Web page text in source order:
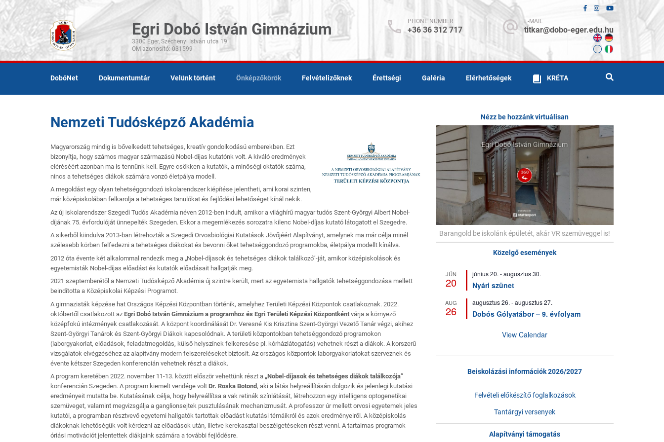
Egri Dobó István Gimnázium
3300 Eger, Széchenyi István utca 19.
PHONE NUMBER
+36 36 312 717
E-MAIL
titkar@dobo-eger.edu.hu
DobóNet Dokumentumtár Velünk történt Önképzőkörök Felvételizőknek Érettségi Galéria Elérhetőségek KRÉTA
Nemzeti Tudósképző Akadémia
Magyarország mindig is bővelkedett tehetséges, kreatív gondolkodású emberekben. Ezt
bizonyítja, hogy számos magyar származású Nobel-díjas kutatónk volt. A kiváló eredmények
eléréséért azonban ma is tennünk kell. Egyre csökken a kutatók, a minőségi oktatók száma,
nincs a tehetséges diákok számára vonzó életpálya modell.
A megoldást egy olyan tehetséggondozó iskolarendszer kiépítése jelentheti, ami korai szinten,
már középiskolában felkarolja a tehetséges tanulókat és fejlődési lehetőséget kínál nekik.
Az új iskolarendszer Szegedi Tudós Akadémia néven 2012-ben indult, amikor a világhírű magyar tudós Szent-Györgyi Albert Nobel-
díjának 75. évfordulóját ünnepelték Szegeden. Ekkor a megemlékezés sorozatra kilenc Nobel-díjas kutató látogatott el Szegedre.
A sikerből kiindulva 2013-ban létrehozták a Szegedi Orvosbiológiai Kutatások Jövőjéért Alapítványt, amelynek ma már célja minél
szélesebb körben felfedezni a tehetséges diákokat és bevonni őket tehetséggondozó programokba, életpálya modellt kínálva.
2012 óta évente két alkalommal rendezik meg a „Nobel-díjasok és tehetséges diákok találkozó”-ját, amikor középiskolások és
egyetemisták Nobel-díjas előadást és kutatók előadásait hallgatják meg.
2021 szeptemberétől a Nemzeti Tudósképző Akadémia új szintre került, mert az egyetemista hallgatók tehetséggondozása mellett
beindította a Középiskolai Képzési Programot.
A gimnazisták képzése hat Országos Képzési Központban történik, amelyhez Területi Képzési Központok csatlakoznak. 2022.
októbertől csatlakozott az Egri Dobó István Gimnázium a programhoz és Egri Területi Képzési Központként várja a környező
középfokú intézmények csatlakozását. A központ koordinálását Dr. Veresné Kis Krisztina Szent-Györgyi Vezető Tanár végzi, akihez
Szent-Györgyi Tanárok és Szent-Györgyi Diákok kapcsolódnak. A területi központokban tehetséggondozó programokon
(laborgyakorlat, előadások, feladatmegoldás, külső helyszínek felkeresése pl. kórházlátogatás) vehetnek részt a diákok. A korszerű
vizsgálatok elvégzéséhez az alapítvány modern felszereléseket biztosít. Az országos központok laborgyakorlatokat szerveznek és
évente kétszer Szegeden konferencián vehetnek részt a diákok.
A program keretében 2022. november 11-13. között először vehettünk részt a „Nobel-díjasok és tehetséges diákok találkozója”
konferencián Szegeden. A program kiemelt vendége volt Dr. Roska Botond, aki a látás helyreállításán dolgozik és jelenlegi kutatási
eredményeit mutatta be. Kutatásának célja, hogy helyreállítsa a vak retinák színlátását, létrehozzon egy intelligens optogenetikai
szemüveget, valamint megvizsgálja a ganglionsejtek pusztulásának mechanizmusát. A professzor úr mellett orvosi egyetemek jeles
kutatói, a programban résztvevő egyetemi hallgatók tartottak előadást kutatási témáikról és azok eredményeiről. A középiskolás
diákoknak lehetőségük volt kérdezni az előadások után, illetve kerekasztal beszélgetéseken részt venni. A tartalmas programok
óriási motivációt jelentettek diákjaink számára a további fejlődésre.
Nézz be hozzánk virtuálisan
Barangold be iskolánk épületét, akár VR szemüveggel is!
Közelgő események
JÚN
20
június 20. -augusztus 30.
Nyári szünet
AUG
26
augusztus 26. -augusztus 27.
Dobós Gólyatábor – 9. évfolyam
View Calendar
Beiskolázási információk 2026/2027
Felvételi előkészítő foglalkozások
Tantárgyi versenyek
Alapítványi támogatás